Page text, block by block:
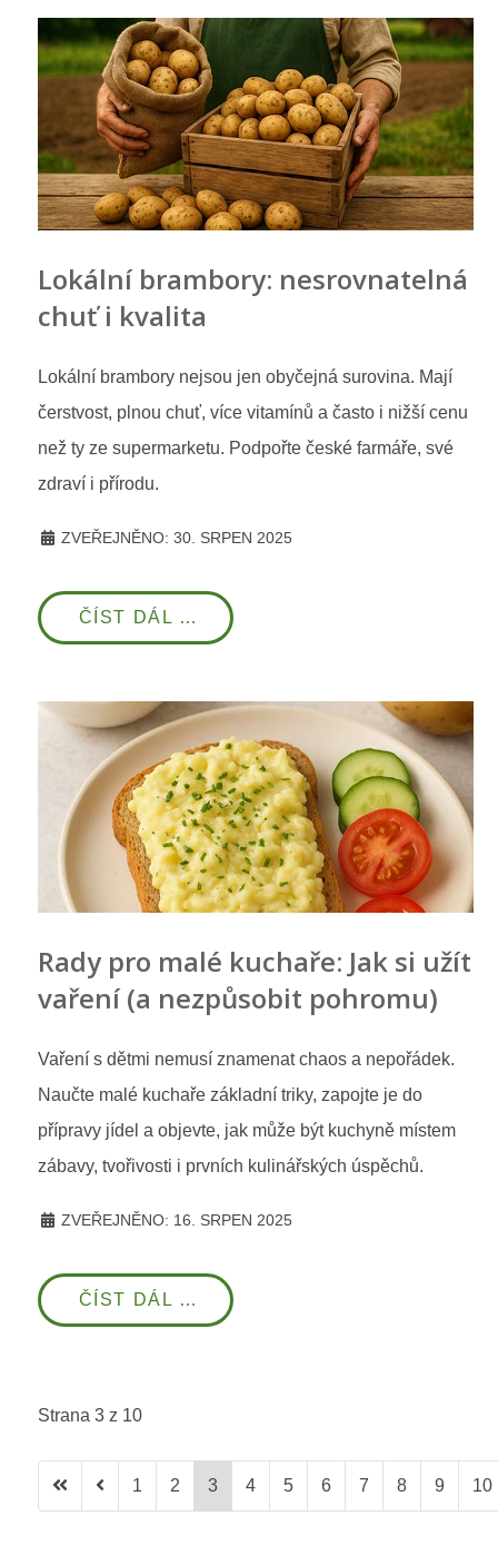
Lokální brambory: nesrovnatelná
chuť i kvalita
Lokální brambory nejsou jen obyčejná surovina. Mají
čerstvost, plnou chuť, více vitamínů a často i nižší cenu
než ty ze supermarketu. Podpořte české farmáře, své
zdraví i přírodu.
ZVEŘEJNĚNO: 30. SRPEN 2025
ČÍST DÁL …
Rady pro malé kuchaře: Jak si užít
vaření (a nezpůsobit pohromu)
Vaření s dětmi nemusí znamenat chaos a nepořádek.
Naučte malé kuchaře základní triky, zapojte je do
přípravy jídel a objevte, jak může být kuchyně místem
zábavy, tvořivosti i prvních kulinářských úspěchů.
ZVEŘEJNĚNO: 16. SRPEN 2025
ČÍST DÁL …
Strana 3 z 10
1 2 3 4 5 6 7 8 9 10